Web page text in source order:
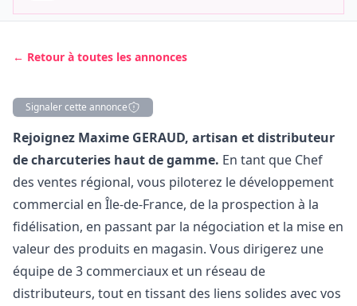
← Retour à toutes les annonces
Signaler cette annonce
Description
Rejoignez Maxime GERAUD, artisan et distributeur
de charcuteries haut de gamme. En tant que Chef
des ventes régional, vous piloterez le développement
commercial en Île-de-France, de la prospection à la
fidélisation, en passant par la négociation et la mise en
valeur des produits en magasin. Vous dirigerez une
équipe de 3 commerciaux et un réseau de
distributeurs, tout en tissant des liens solides avec vos